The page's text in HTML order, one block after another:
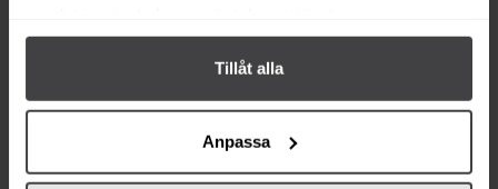
Tillåt alla
Anpassa
Gianni Negrini Salami Vitlök 125g
40 kr
Gianni Negrini Salami Milano